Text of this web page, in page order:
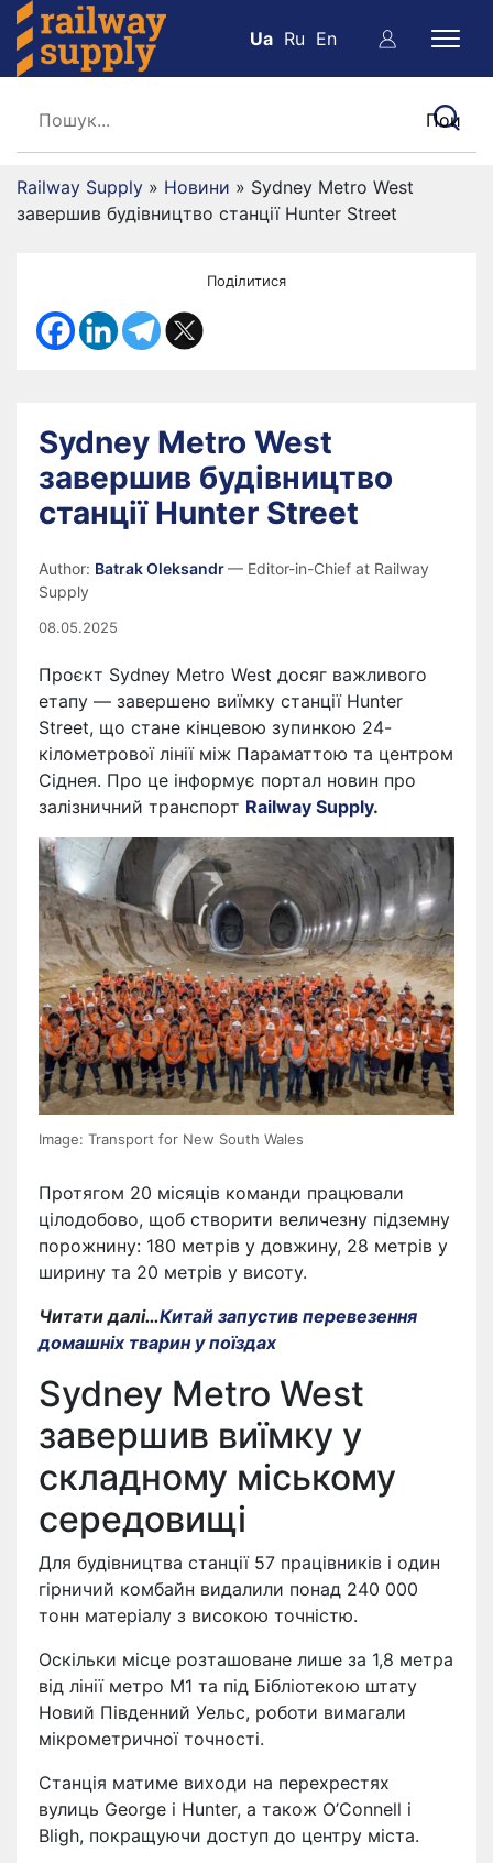
Ua Ru En
Railway Supply » Новини » Sydney Metro West
завершив будівництво станції Hunter Street
Поділитися
Sydney Metro West
завершив будівництво
станції Hunter Street
Author: Batrak Oleksandr— Editor-in-Chief at Railway
Supply
08.05.2025
Проєкт Sydney Metro West досяг важливого
етапу — завершено виїмку станції Hunter
Street, що стане кінцевою зупинкою 24-
кілометрової лінії між Параматтою та центром
Сіднея. Про це інформує портал новин про
залізничний транспорт Railway Supply.
Image: Transport for New South Wales
Протягом 20 місяців команди працювали
цілодобово, щоб створити величезну підземну
порожнину: 180 метрів у довжину, 28 метрів у
ширину та 20 метрів у висоту.
Читати далі…Китай запустив перевезення
домашніх тварин у поїздах
Sydney Metro West
завершив виїмку у
складному міському
середовищі
Для будівництва станції 57 працівників і один
гірничий комбайн видалили понад 240 000
тонн матеріалу з високою точністю.
Оскільки місце розташоване лише за 1,8 метра
від лінії метро M1 та під Бібліотекою штату
Новий Південний Уельс, роботи вимагали
мікрометричної точності.
Станція матиме виходи на перехрестях
вулиць George і Hunter, а також O’Connell і
Bligh, покращуючи доступ до центру міста.